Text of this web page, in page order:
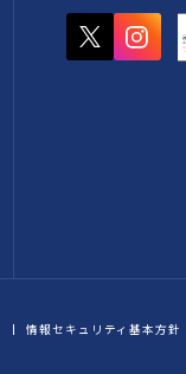
情報セキュリティ基本方針